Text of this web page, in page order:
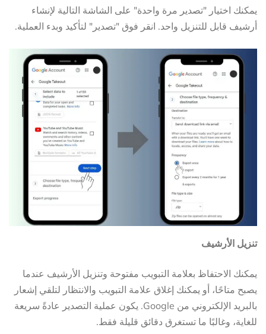
يمكنك اختيار "تصدير مرة واحدة" على الشاشة التالية لإنشاء
أرشيف قابل للتنزيل واحد. انقر فوق "تصدير" لتأكيد وبدء العملية.
تنزيل الأرشيف
يمكنك الاحتفاظ بعلامة التبويب مفتوحة وتنزيل الأرشيف عندما
يصبح متاحًا، أو يمكنك إغلاق علامة التبويب والانتظار لتلقي إشعار
بالبريد الإلكتروني من Google. يكون عملية التصدير عادةً سريعة
للغاية، وغالبًا ما تستغرق دقائق قليلة فقط.